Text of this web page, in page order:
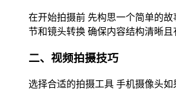
在开始拍摄前 先构思一个简单的
节和镜头转换 确保内容结构清晰且
二、视频拍摄技巧
选择合适的拍摄工具 手机摄像头